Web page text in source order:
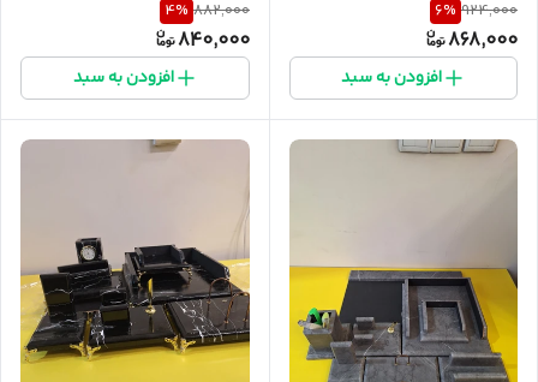
924,000
6%
868,000
افزودن به سبد
882,000
4%
840,000
افزودن به سبد